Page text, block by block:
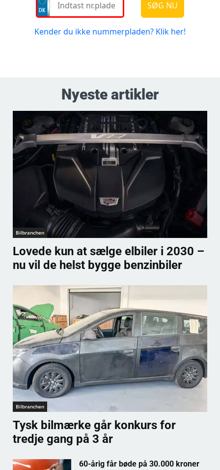
Nyeste artikler
Bilbranchen
Lovede kun at sælge elbiler i 2030 –
nu vil de helst bygge benzinbiler
Bilbranchen
Tysk bilmærke går konkurs for
tredje gang på 3 år
60-årig får bøde på 30.000 kroner